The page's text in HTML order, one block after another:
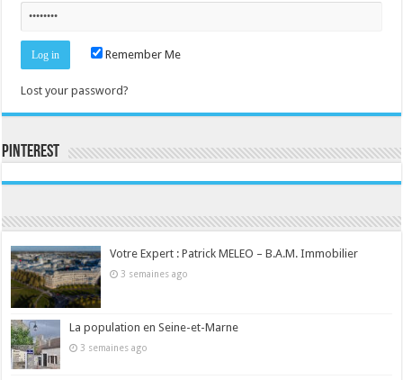
Remember Me
Lost your password?
Pinterest
Votre Expert : Patrick MELEO – B.A.M. Immobilier
3 semaines ago
La population en Seine-et-Marne
3 semaines ago